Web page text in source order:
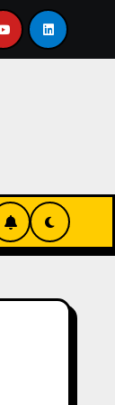
Chiquitina